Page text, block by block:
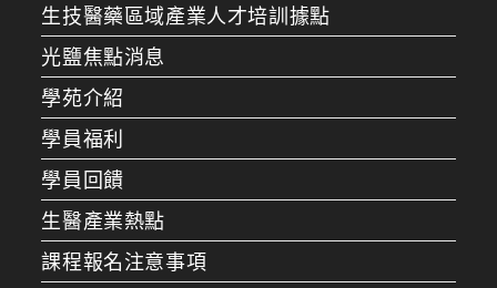
生技醫藥區域產業人才培訓據點
光鹽焦點消息
學苑介紹
學員福利
學員回饋
生醫產業熱點
課程報名注意事項